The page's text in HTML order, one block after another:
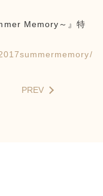
Memory～』特
PREV